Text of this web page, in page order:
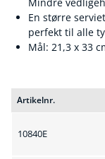
En større
perfekt til alle
Mål: 21,3 x 33
Artikelnr.
10840E